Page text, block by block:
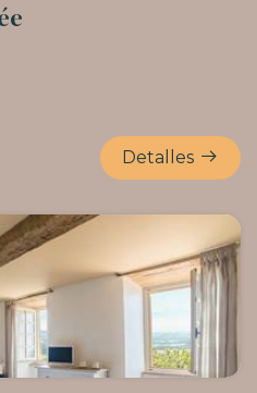
Detalles